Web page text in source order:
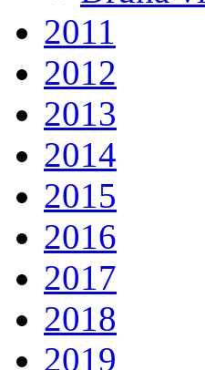
2011
2012
2013
2014
2015
2016
2017
2018
2019